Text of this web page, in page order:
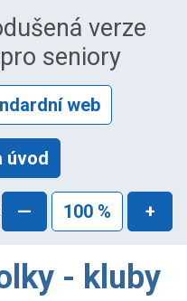
verze
seniory
web
úvod
— 100 % +
- kluby